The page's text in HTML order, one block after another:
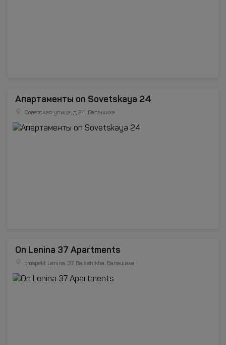
Апартаменты on Sovetskaya 24
Советская улица, д.24, Балашиха
On Lenina 37 Apartments
prospekt Lenina, 37, Balashikha, Балашиха